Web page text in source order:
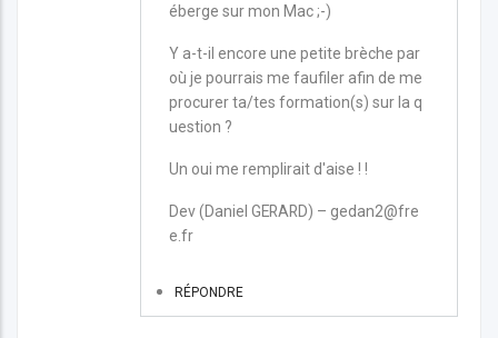
éberge sur mon Mac ;-)
Y a-t-il encore une petite brèche par
où je pourrais me faufiler afin de me
procurer ta/tes formation(s) sur la q
uestion ?
Un oui me remplirait d'aise ! !
Dev (Daniel GERARD) – gedan2@fre
e.fr
RÉPONDRE